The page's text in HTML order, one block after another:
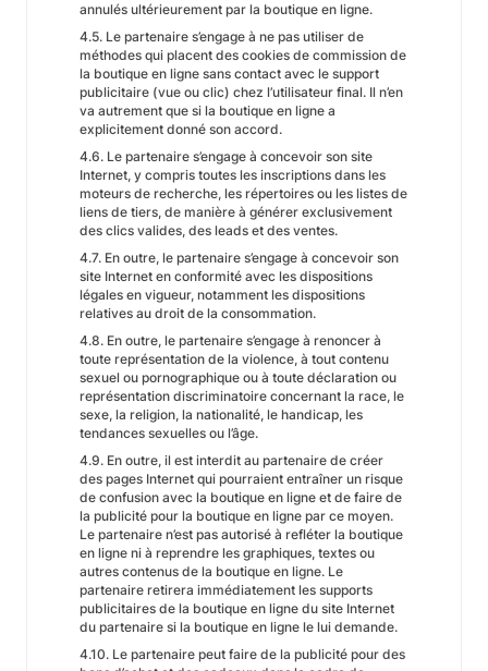
annulés ultérieurement par la boutique en ligne.
4.5. Le partenaire s’engage à ne pas utiliser de
méthodes qui placent des cookies de commission de
la boutique en ligne sans contact avec le support
publicitaire (vue ou clic) chez l’utilisateur final. Il n’en
va autrement que si la boutique en ligne a
explicitement donné son accord.
4.6. Le partenaire s’engage à concevoir son site
Internet, y compris toutes les inscriptions dans les
moteurs de recherche, les répertoires ou les listes de
liens de tiers, de manière à générer exclusivement
des clics valides, des leads et des ventes.
4.7. En outre, le partenaire s’engage à concevoir son
site Internet en conformité avec les dispositions
légales en vigueur, notamment les dispositions
relatives au droit de la consommation.
4.8. En outre, le partenaire s’engage à renoncer à
toute représentation de la violence, à tout contenu
sexuel ou pornographique ou à toute déclaration ou
représentation discriminatoire concernant la race, le
sexe, la religion, la nationalité, le handicap, les
tendances sexuelles ou l’âge.
4.9. En outre, il est interdit au partenaire de créer
des pages Internet qui pourraient entraîner un risque
de confusion avec la boutique en ligne et de faire de
la publicité pour la boutique en ligne par ce moyen.
Le partenaire n’est pas autorisé à refléter la boutique
en ligne ni à reprendre les graphiques, textes ou
autres contenus de la boutique en ligne. Le
partenaire retirera immédiatement les supports
publicitaires de la boutique en ligne du site Internet
du partenaire si la boutique en ligne le lui demande.
4.10. Le partenaire peut faire de la publicité pour des